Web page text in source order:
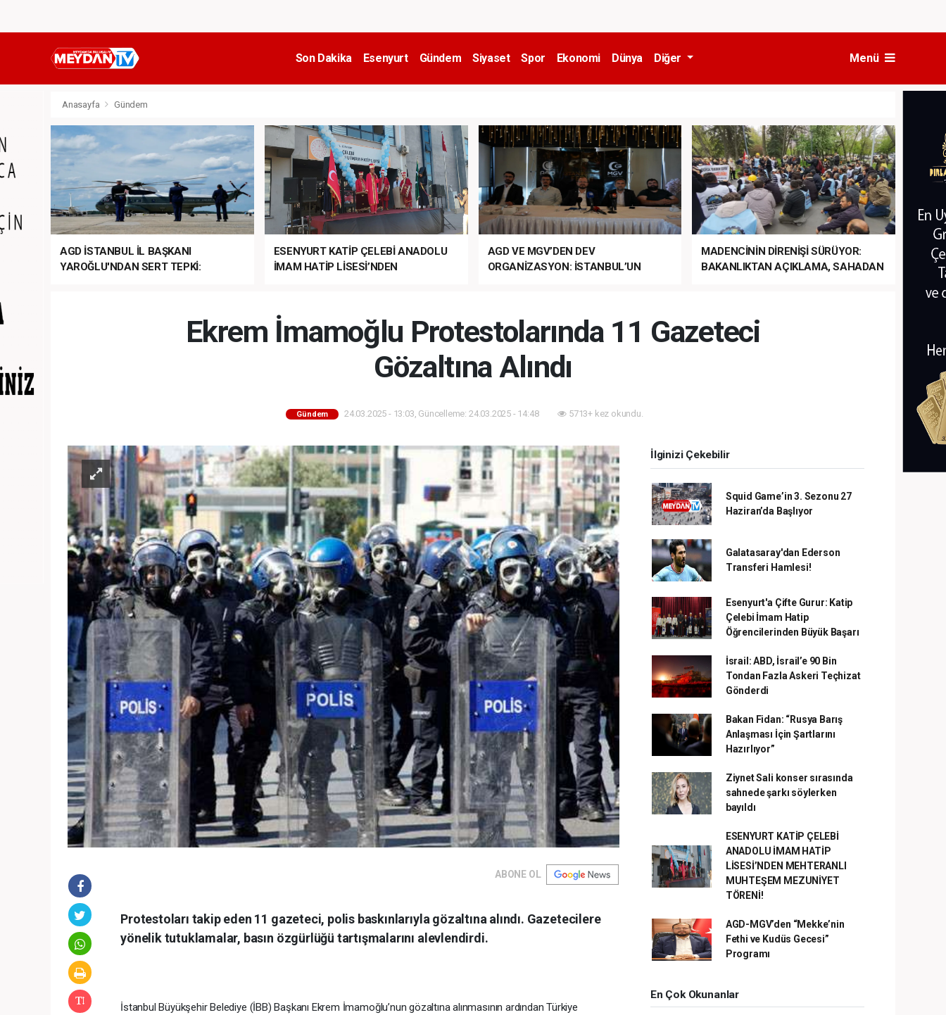
Son Dakika Esenyurt Gündem Siyaset Spor Ekonomi Dünya Diğer Menü
Anasayfa Gündem
AGD İSTANBUL İL BAŞKANI
YAROĞLU'NDAN SERT TEPKİ:
ESENYURT KATİP ÇELEBİ ANADOLU
İMAM HATİP LİSESİ’NDEN
AGD VE MGV’DEN DEV
ORGANİZASYON: İSTANBUL’UN
MADENCİNİN DİRENİŞİ SÜRÜYOR:
BAKANLIKTAN AÇIKLAMA, SAHADAN
Ekrem İmamoğlu Protestolarında 11 Gazeteci
Gözaltına Alındı
Gündem 24.03.2025 - 13:03, Güncelleme: 24.03.2025 - 14:48 5713+ kez okundu.
ABONE OL
Protestoları takip eden 11 gazeteci, polis baskınlarıyla gözaltına alındı. Gazetecilere
yönelik tutuklamalar, basın özgürlüğü tartışmalarını alevlendirdi.
İstanbul Büyükşehir Belediye (İBB) Başkanı Ekrem İmamoğlu’nun gözaltına alınmasının ardından Türkiye
İlginizi Çekebilir
Squid Game’in 3. Sezonu 27
Haziran’da Başlıyor
Galatasaray'dan Ederson
Transferi Hamlesi!
Esenyurt'a Çifte Gurur: Katip
Çelebi İmam Hatip
Öğrencilerinden Büyük Başarı
İsrail: ABD, İsrail’e 90 Bin
Tondan Fazla Askeri Teçhizat
Gönderdi
Bakan Fidan: “Rusya Barış
Anlaşması İçin Şartlarını
Hazırlıyor”
Ziynet Sali konser sırasında
sahnede şarkı söylerken
bayıldı
ESENYURT KATİP ÇELEBİ
ANADOLU İMAM HATİP
LİSESİ’NDEN MEHTERANLI
MUHTEŞEM MEZUNİYET
TÖRENİ!
AGD-MGV’den “Mekke’nin
Fethi ve Kudüs Gecesi”
Programı
En Çok Okunanlar